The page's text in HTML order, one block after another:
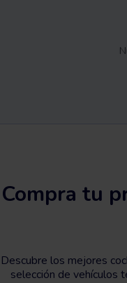
Compra tu
Descubre los mejores
selección de vehículos